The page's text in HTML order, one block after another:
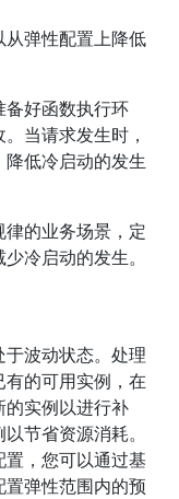
从弹性配置上降低
备好函数执行环
当请求发生时，
低冷启动的发生
的业务场景，定
冷启动的发生。
波动状态。处理
的可用实例，在
的实例以进行补
节省资源消耗。
，您可以通过基
弹性范围内的预